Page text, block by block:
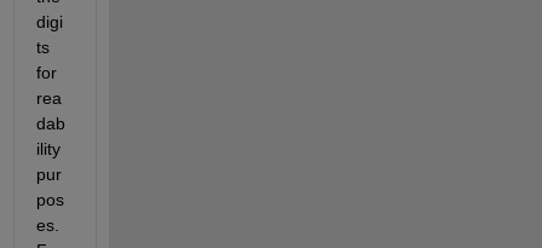
digi
ts
for
rea
dab
ility
pur
pos
es.